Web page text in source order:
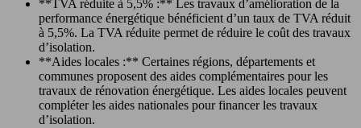
**TVA réduite à 5,5% :** Les travaux d’amélioration de la
performance énergétique bénéficient d’un taux de TVA réduit
à 5,5%. La TVA réduite permet de réduire le coût des travaux
d’isolation.
**Aides locales :** Certaines régions, départements et
communes proposent des aides complémentaires pour les
travaux de rénovation énergétique. Les aides locales peuvent
compléter les aides nationales pour financer les travaux
d’isolation.